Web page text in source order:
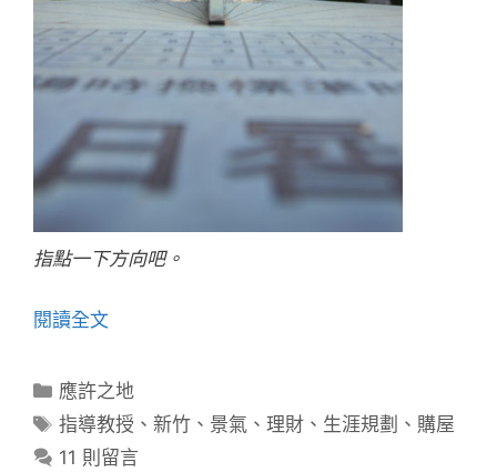
指點一下方向吧。
閱讀全文
分
類
應許之地
標
籤
指導教授 、新竹 、 景氣 、理財 、 生涯規劃 、 購屋
11 則留言